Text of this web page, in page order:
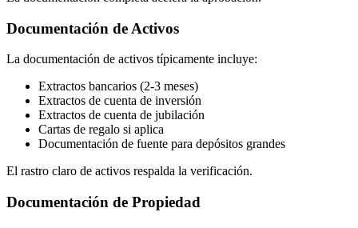
Documentación de Activos
La documentación de activos típicamente incluye:
Extractos bancarios (2-3 meses)
Extractos de cuenta de inversión
Extractos de cuenta de jubilación
Cartas de regalo si aplica
Documentación de fuente para depósitos grandes
El rastro claro de activos respalda la verificación.
Documentación de Propiedad